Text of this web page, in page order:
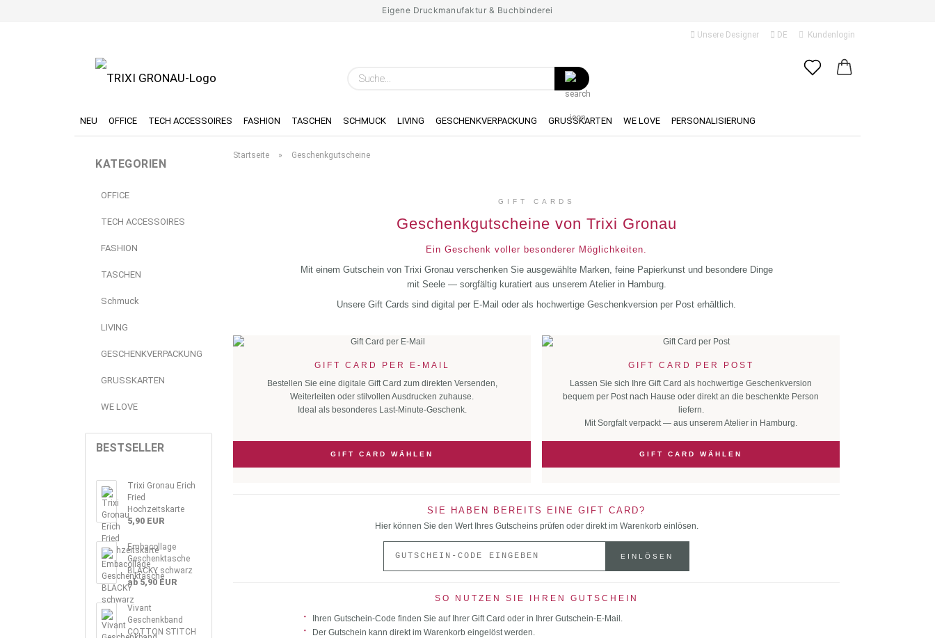
Eigene Druckmanufaktur & Buchbinderei
Unsere Designer DE
Lieferland
Kundenlogin
Konto erstellen
Suche...
NEU OFFICE TECH ACCESSOIRES FASHION TASCHEN SCHMUCK LIVING GESCHENKVERPACKUNG GRUSSKARTEN WE LOVE PERSONALISIERUNG
Startseite » Geschenkgutscheine
GIFT CARDS
Geschenkgutscheine von Trixi Gronau
Ein Geschenk voller besonderer Möglichkeiten.
Mit einem Gutschein von Trixi Gronau verschenken Sie ausgewählte Marken, feine Papierkunst und besondere Dinge
mit Seele — sorgfältig kuratiert aus unserem Atelier in Hamburg.
Unsere Gift Cards sind digital per E-Mail oder als hochwertige Geschenkversion per Post erhältlich.
GIFT CARD PER E-MAIL
Bestellen Sie eine digitale Gift Card zum direkten Versenden,
Weiterleiten oder stilvollen Ausdrucken zuhause.
Ideal als besonderes Last-Minute-Geschenk.
GIFT CARD WÄHLEN
GIFT CARD PER POST
Lassen Sie sich Ihre Gift Card als hochwertige Geschenkversion
bequem per Post nach Hause oder direkt an die beschenkte Person
liefern.
Mit Sorgfalt verpackt — aus unserem Atelier in Hamburg.
GIFT CARD WÄHLEN
SIE HABEN BEREITS EINE GIFT CARD?
Hier können Sie den Wert Ihres Gutscheins prüfen oder direkt im Warenkorb einlösen.
EINLÖSEN
SO NUTZEN SIE IHREN GUTSCHEIN
Ihren Gutschein-Code finden Sie auf Ihrer Gift Card oder in Ihrer Gutschein-E-Mail.
Der Gutschein kann direkt im Warenkorb eingelöst werden.
KATEGORIEN
OFFICE
TECH ACCESSOIRES
FASHION
TASCHEN
Schmuck
LIVING
GESCHENKVERPACKUNG
GRUSSKARTEN
WE LOVE
BESTSELLER
Trixi Gronau Erich
Fried
Hochzeitskarte
5,90 EUR
Embacollage
Geschenktasche
BLACKY schwarz
ab 5,90 EUR
Vivant
Geschenkband
COTTON STITCH